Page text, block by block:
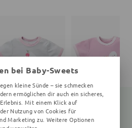
bei Baby-Sweets
kleine Sünde – sie schmecken
ermöglichen dir auch ein sicheres,
Mit einem Klick auf
Nutzung von Cookies für
Marketing zu. Weitere Optionen